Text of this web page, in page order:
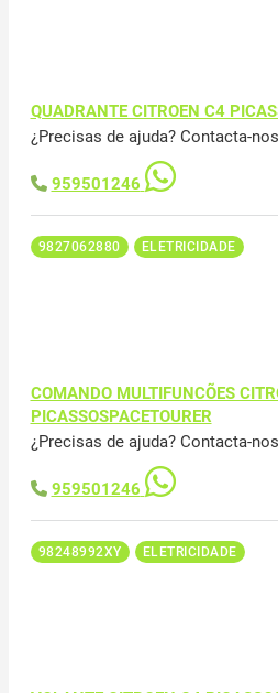
QUADRANTE CITROEN C4
¿Precisas de ajuda? Contacta-
959501246
9827062880 ELETRICIDADE
COMANDO MULTIFUNCÕES
PICASSOSPACETOURER
¿Precisas de ajuda? Contacta-
959501246
98248992XY ELETRICIDADE